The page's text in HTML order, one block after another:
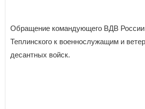
Обращение командующего ВДВ
Теплинского к военнослужащим и
десантных войск.